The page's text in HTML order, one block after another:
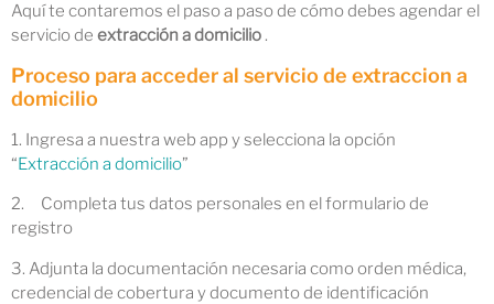
Aquí te contaremos el paso a paso de cómo debes agendar el
servicio de extracción a domicilio .
Proceso para acceder al servicio de extraccion a
domicilio
1. Ingresa a nuestra web app y selecciona la opción
“Extracción a domicilio”
2. Completa tus datos personales en el formulario de
registro
3. Adjunta la documentación necesaria como orden médica,
credencial de cobertura y documento de identificación